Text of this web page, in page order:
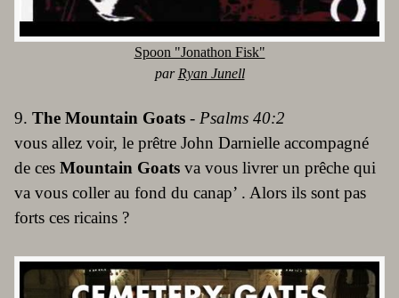
Spoon "Jonathon Fisk"
par Ryan Junell
9. The Mountain Goats - Psalms 40:2
vous allez voir, le prêtre John Darnielle accompagné
de ces Mountain Goats va vous livrer un prêche qui
va vous coller au fond du canap’ . Alors ils sont pas
forts ces ricains ?